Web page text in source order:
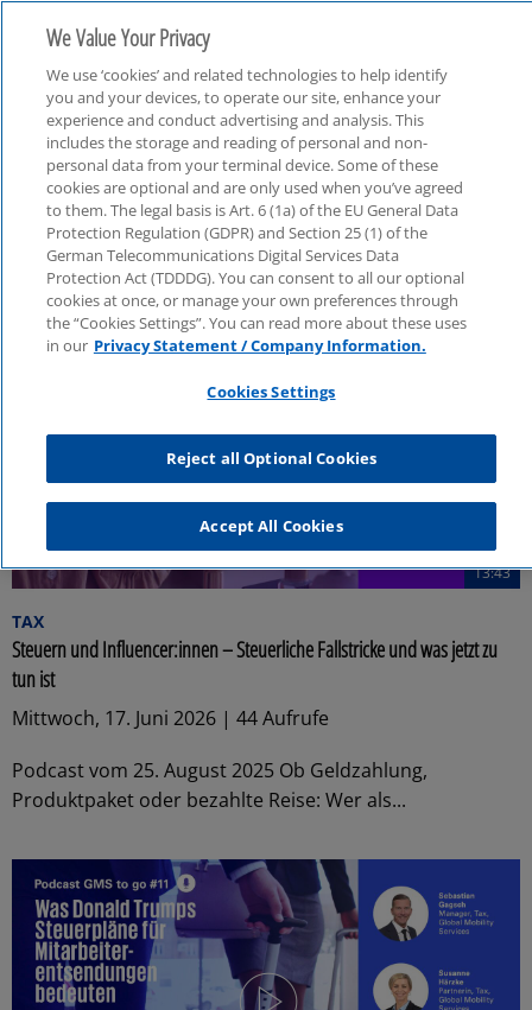
Tax
13:43
TAX
Steuern und Influencer:innen – Steuerliche Fallstricke und was jetzt zu
tun ist
Mittwoch, 17. Juni 2026 | 44 Aufrufe
Podcast vom 25. August 2025 Ob Geldzahlung,
Produktpaket oder bezahlte Reise: Wer als...
We Value Your Privacy
We use ‘cookies’ and related technologies to help identify
you and your devices, to operate our site, enhance your
experience and conduct advertising and analysis. This
includes the storage and reading of personal and non-
personal data from your terminal device. Some of these
cookies are optional and are only used when you’ve agreed
to them. The legal basis is Art. 6 (1a) of the EU General Data
Protection Regulation (GDPR) and Section 25 (1) of the
German Telecommunications Digital Services Data
Protection Act (TDDDG). You can consent to all our optional
cookies at once, or manage your own preferences through
the “Cookies Settings”. You can read more about these uses
in our Privacy Statement / Company Information.
Cookies Settings
Reject all Optional Cookies
Accept All Cookies